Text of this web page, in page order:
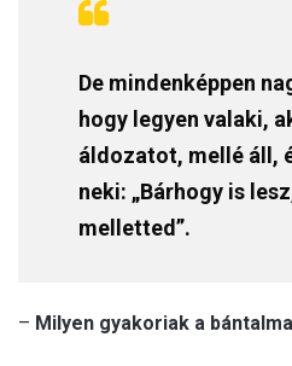
De mindenképpen
hogy legyen valaki,
áldozatot, mellé áll,
neki: „Bárhogy is
melletted”.
– Milyen gyakoriak a